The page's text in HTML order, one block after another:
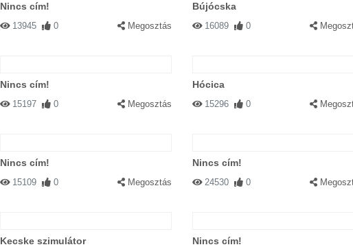
Nincs cím!
13945 0 Megosztás
Bújócska
16089 0
Nincs cím!
15197 0 Megosztás
Hócica
15296 0
Nincs cím!
15109 0 Megosztás
Nincs cím!
24530 0
Kecske szimulátor Nincs cím!